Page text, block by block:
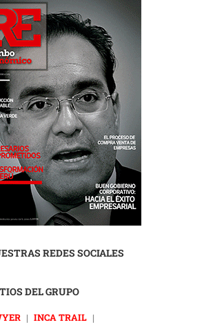
REDES SOCIALES
DEL GRUPO
| INCA TRAIL |